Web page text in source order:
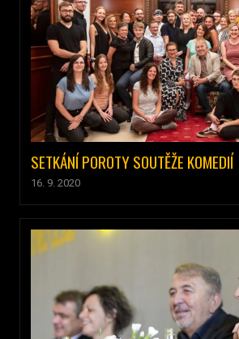
SETKÁNÍ POROTY SOUTĚŽE KOMEDIÍ
16. 9. 2020